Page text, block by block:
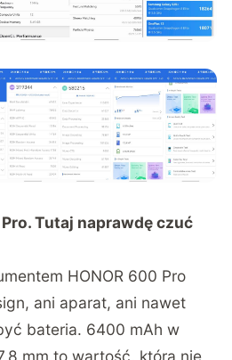
Tutaj naprawdę czuć
HONOR 600 Pro
ani aparat, ani nawet
bateria. 6400 mAh w
mm to wartość, która nie